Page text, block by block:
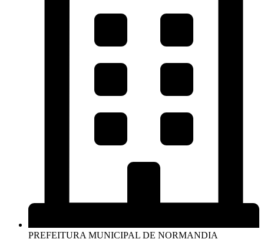
PREFEITURA MUNICIPAL DE NORMANDIA